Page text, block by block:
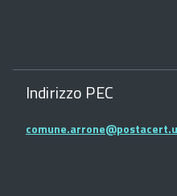
Indirizzo PEC